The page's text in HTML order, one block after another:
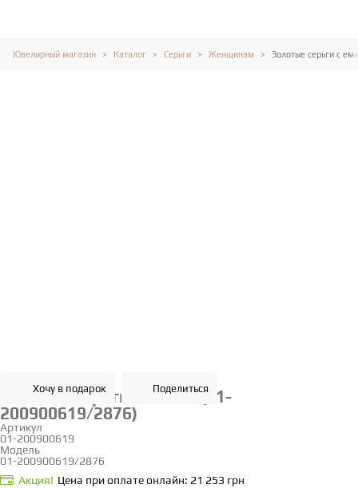
Ювелирный магазин Каталог Серьги Женщинам Золотые серьги с
Хочу в подарок Поделиться
Золотые серьги с емаль (01-
200900619/2876)
Артикул
01-200900619
Модель
01-200900619/2876
Акция! Цена при оплате онлайн: 21 253 грн